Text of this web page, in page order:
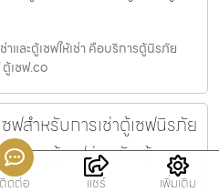
และตู้เซฟให้เช่า คือบริการตู้นิรภัย
ตู้เซฟ.co
ฟสำหรับการเช่าตู้เซฟนิรภัย
วและตู้เซฟส่วนตัว ตู้
ติดต่อ แชร์ เพิ่มเติม